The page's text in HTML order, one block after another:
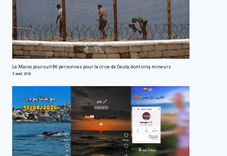
Le Maroc poursuit 86 personnes pour la crise de Ceuta, dont cinq mineurs
5 août 2026